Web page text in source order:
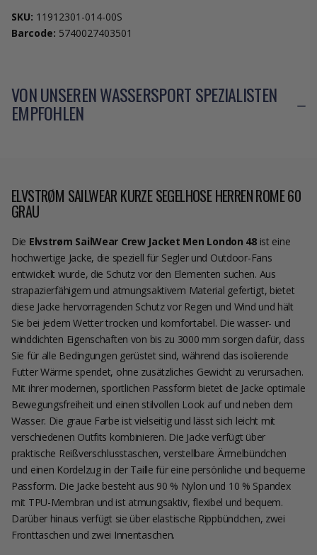
SKU: 11912301-014-00S
Barcode: 5740027403501
VON UNSEREN WASSERSPORT SPEZIALISTEN
EMPFOHLEN
ELVSTRØM SAILWEAR KURZE SEGELHOSE HERREN ROME 60
GRAU
Die Elvstrøm SailWear Crew Jacket Men London 48ist eine
hochwertige Jacke, die speziell für Segler und Outdoor-Fans
entwickelt wurde, die Schutz vor den Elementen suchen. Aus
strapazierfähigem und atmungsaktivem Material gefertigt, bietet
diese Jacke hervorragenden Schutz vor Regen und Wind und hält
Sie bei jedem Wetter trocken und komfortabel. Die wasser- und
winddichten Eigenschaften von bis zu 3000 mm sorgen dafür, dass
Sie für alle Bedingungen gerüstet sind, während das isolierende
Futter Wärme spendet, ohne zusätzliches Gewicht zu verursachen.
Mit ihrer modernen, sportlichen Passform bietet die Jacke optimale
Bewegungsfreiheit und einen stilvollen Look auf und neben dem
Wasser. Die graue Farbe ist vielseitig und lässt sich leicht mit
verschiedenen Outfits kombinieren. Die Jacke verfügt über
praktische Reißverschlusstaschen, verstellbare Ärmelbündchen
und einen Kordelzug in der Taille für eine persönliche und bequeme
Passform. Die Jacke besteht aus 90 % Nylon und 10 % Spandex
mit TPU-Membran und ist atmungsaktiv, flexibel und bequem.
Darüber hinaus verfügt sie über elastische Rippbündchen, zwei
Fronttaschen und zwei Innentaschen.